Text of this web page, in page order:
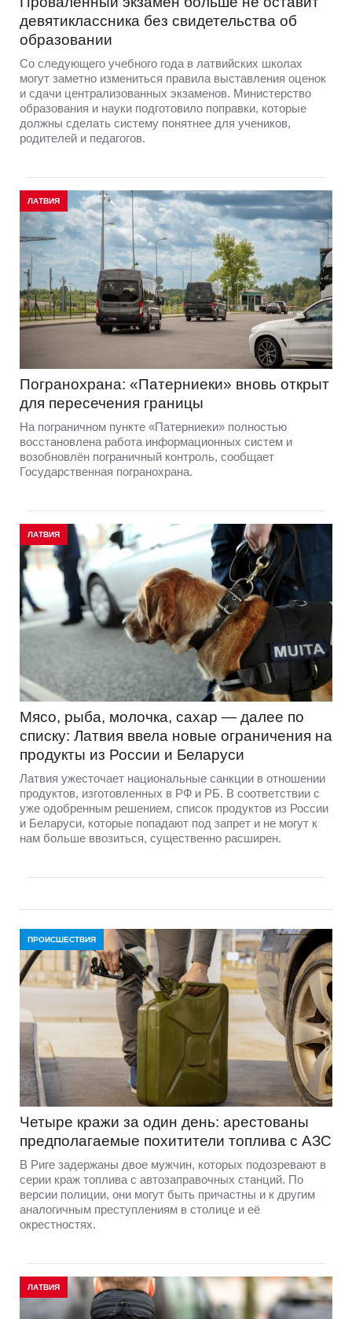
девятиклассника без свидетельства об
образовании
Со следующего учебного года в латвийских школах
могут заметно измениться правила выставления оценок
и сдачи централизованных экзаменов. Министерство
образования и науки подготовило поправки, которые
должны сделать систему понятнее для учеников,
родителей и педагогов.
ЛАТВИЯ
Погранохрана: «Патерниеки» вновь открыт
для пересечения границы
На пограничном пункте «Патерниеки» полностью
восстановлена работа информационных систем и
возобновлён пограничный контроль, сообщает
Государственная погранохрана.
ЛАТВИЯ
Мясо, рыба, молочка, сахар — далее по
списку: Латвия ввела новые ограничения на
продукты из России и Беларуси
Латвия ужесточает национальные санкции в отношении
продуктов, изготовленных в РФ и РБ. В соответствии с
уже одобренным решением, список продуктов из России
и Беларуси, которые попадают под запрет и не могут к
нам больше ввозиться, существенно расширен.
ПРОИСШЕСТВИЯ
Четыре кражи за один день: арестованы
предполагаемые похитители топлива с АЗС
В Риге задержаны двое мужчин, которых подозревают в
серии краж топлива с автозаправочных станций. По
версии полиции, они могут быть причастны и к другим
аналогичным преступлениям в столице и её
окрестностях.
ЛАТВИЯ